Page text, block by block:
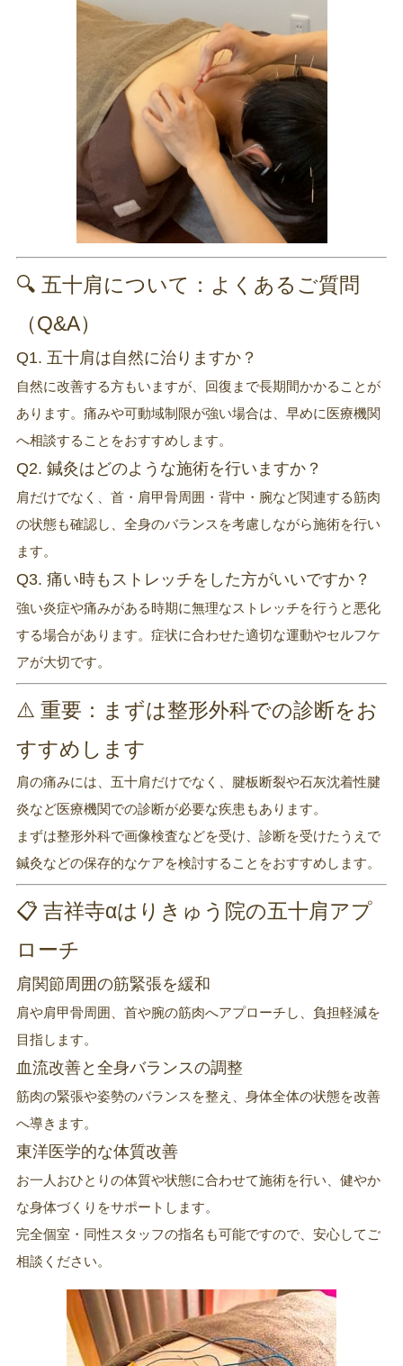
🔍 五十肩について：よくあるご質問
（Q&A）
Q1. 五十肩は自然に治りますか？
自然に改善する方もいますが、回復まで長期間かかることが
あります。痛みや可動域制限が強い場合は、早めに医療機関
へ相談することをおすすめします。
Q2. 鍼灸はどのような施術を行いますか？
肩だけでなく、首・肩甲骨周囲・背中・腕など関連する筋肉
の状態も確認し、全身のバランスを考慮しながら施術を行い
ます。
Q3. 痛い時もストレッチをした方がいいですか？
強い炎症や痛みがある時期に無理なストレッチを行うと悪化
する場合があります。症状に合わせた適切な運動やセルフケ
アが大切です。
⚠️ 重要：まずは整形外科での診断をお
すすめします
肩の痛みには、五十肩だけでなく、腱板断裂や石灰沈着性腱
炎など医療機関での診断が必要な疾患もあります。
まずは整形外科で画像検査などを受け、診断を受けたうえで
鍼灸などの保存的なケアを検討することをおすすめします。
📋 吉祥寺αはりきゅう院の五十肩アプ
ローチ
肩関節周囲の筋緊張を緩和
肩や肩甲骨周囲、首や腕の筋肉へアプローチし、負担軽減を
目指します。
血流改善と全身バランスの調整
筋肉の緊張や姿勢のバランスを整え、身体全体の状態を改善
へ導きます。
東洋医学的な体質改善
お一人おひとりの体質や状態に合わせて施術を行い、健やか
な身体づくりをサポートします。
完全個室・同性スタッフの指名も可能ですので、安心してご
相談ください。